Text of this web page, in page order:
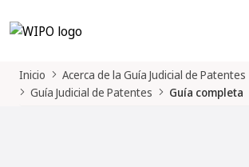
Inicio
Acerca de la Guía Judicial de Patentes
Guía Judicial de Patentes
Guía completa